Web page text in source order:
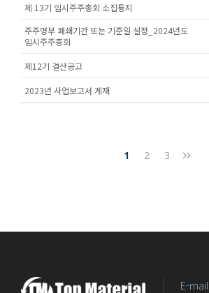
제 13기 임시주주총회 소집통지
주주명부 폐쇄기간 또는 기준일 설정_2024년도
임시주주총회
제12기 결산공고
2023년 사업보고서 게재
1 2 3
E-mail